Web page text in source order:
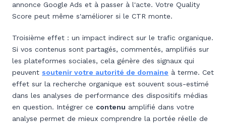
annonce Google Ads et à passer à l'acte. Votre Quality
Score peut même s'améliorer si le CTR monte.
Troisième effet : un impact indirect sur le trafic organique.
Si vos contenus sont partagés, commentés, amplifiés sur
les plateformes sociales, cela génère des signaux qui
peuvent soutenir votre autorité de domaine à terme. Cet
effet sur la recherche organique est souvent sous-estimé
dans les analyses de performance des dispositifs médias
en question. Intégrer ce contenu amplifié dans votre
analyse permet de mieux comprendre la portée réelle de